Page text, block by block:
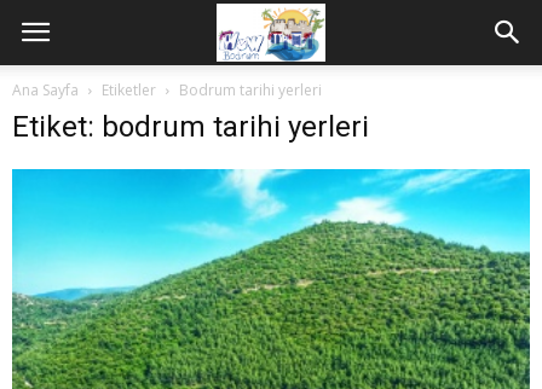
Ana Sayfa Etiketler Bodrum tarihi yerleri
Etiket: bodrum tarihi yerleri